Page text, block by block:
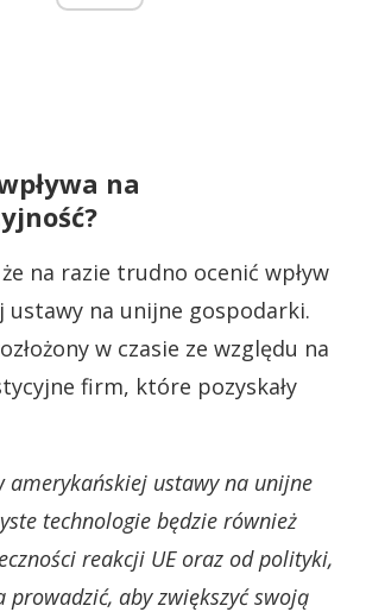
na
na razie trudno ocenić wpływ
ustawy na unijne gospodarki.
w czasie ze względu na
firm, które pozyskały
amerykańskiej ustawy na unijne
technologie będzie również
reakcji UE oraz od polityki,
prowadzić, aby zwiększyć swoją